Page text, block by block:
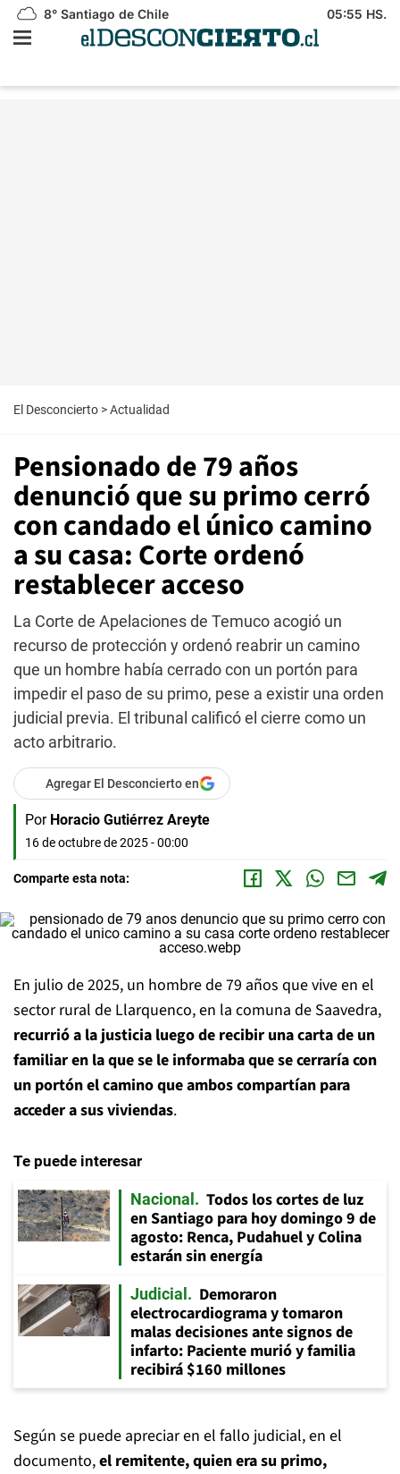
8° Santiago de Chile 05:55 HS.
El Desconcierto >Actualidad
Pensionado de 79 años
denunció que su primo cerró
con candado el único camino
a su casa: Corte ordenó
restablecer acceso
La Corte de Apelaciones de Temuco acogió un
recurso de protección y ordenó reabrir un camino
que un hombre había cerrado con un portón para
impedir el paso de su primo, pese a existir una orden
judicial previa. El tribunal calificó el cierre como un
acto arbitrario.
Agregar El Desconcierto en
Por Horacio Gutiérrez Areyte
16 de octubre de 2025 - 00:00
Comparte esta nota:
En julio de 2025, un hombre de 79 años que vive en el
sector rural de Llarquenco, en la comuna de Saavedra,
recurrió a la justicia luego de recibir una carta de un
familiar en la que se le informaba que se cerraría con
un portón el camino que ambos compartían para
acceder a sus viviendas.
Te puede interesar
Nacional
Todos los cortes de luz
en Santiago para hoy domingo 9 de
agosto: Renca, Pudahuel y Colina
estarán sin energía
Judicial
Demoraron
electrocardiograma y tomaron
malas decisiones ante signos de
infarto: Paciente murió y familia
recibirá $160 millones
Según se puede apreciar en el fallo judicial, en el
documento,el remitente, quien era su primo,